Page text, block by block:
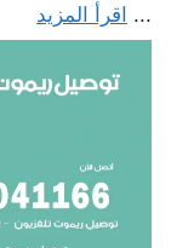
... اقرأ المزيد